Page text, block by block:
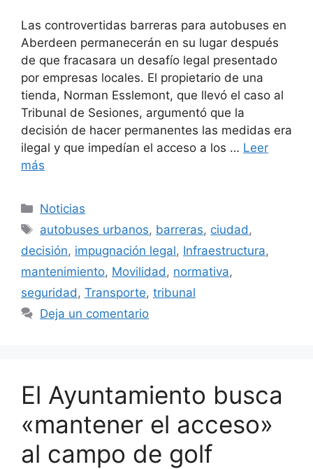
Las controvertidas barreras para autobuses en
Aberdeen permanecerán en su lugar después
de que fracasara un desafío legal presentado
por empresas locales. El propietario de una
tienda, Norman Esslemont, que llevó el caso al
Tribunal de Sesiones, argumentó que la
decisión de hacer permanentes las medidas era
ilegal y que impedían el acceso a los … Leer
más
Categorías
Noticias
Etiquetas
autobuses urbanos, barreras, ciudad,
decisión, impugnación legal, Infraestructura,
mantenimiento, Movilidad, normativa,
seguridad, Transporte, tribunal
Deja un comentario
El Ayuntamiento busca
«mantener el acceso»
al campo de golf